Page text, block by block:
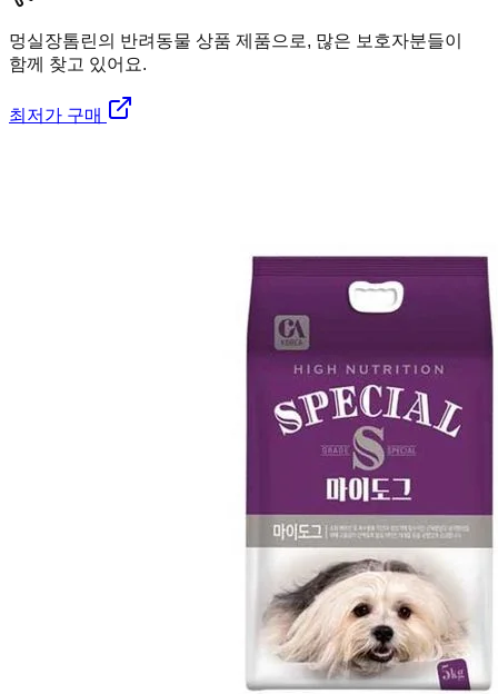
멍실장톰린의 반려동물 상품 제품으로, 많은 보호자분들이
함께 찾고 있어요.
최저가 구매